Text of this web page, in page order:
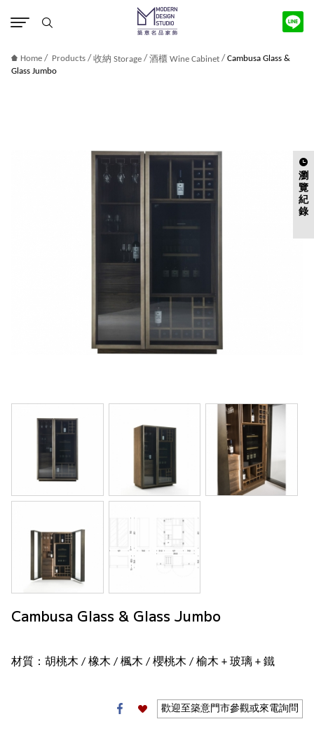
瀏
覽
紀
錄
Home/ Products/ 收納 Storage/ 酒櫃 Wine Cabinet/ Cambusa Glass &
Glass Jumbo
Cambusa Glass & Glass Jumbo
材質：胡桃木 / 橡木 / 楓木 / 櫻桃木 / 榆木 + 玻璃 + 鐵
歡迎至築意門市參觀或來電詢問
版權宣告